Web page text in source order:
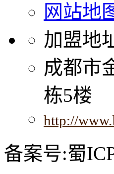
网站地
加盟地
成都市
栋5楼
http://
备案号:蜀